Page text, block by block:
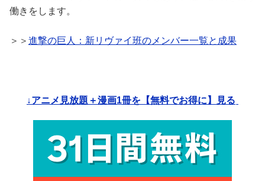
働きをします。
＞＞ 進撃の巨人：新リヴァイ班のメンバー一覧と成果
↓アニメ見放題＋漫画1冊を【無料でお得に】見る